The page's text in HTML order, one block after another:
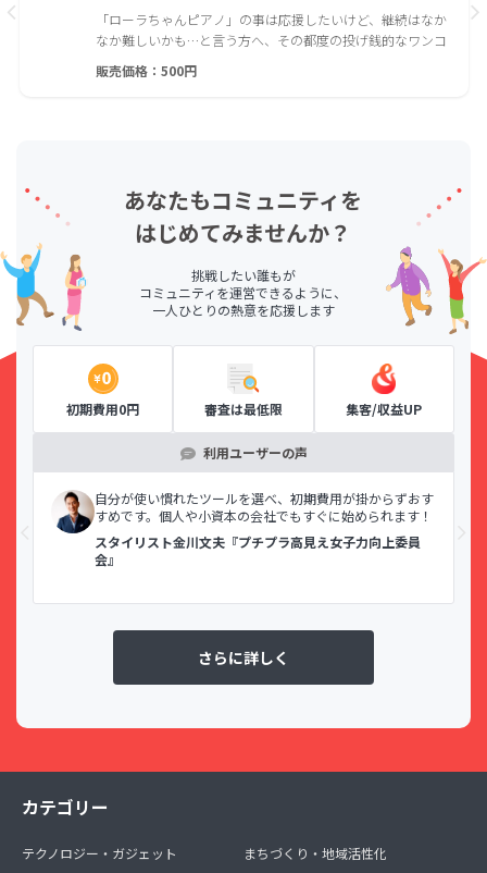
「ローラちゃんピアノ」の事は応援したいけど、継続はなか
なか難しいかも…と言う方へ、その都度の投げ銭的なワンコ
購入後、メッセージは画面上にて表示されます。
販売価格：500円
あなたもコミュニティを
はじめてみませんか？
挑戦したい誰もが
コミュニティを運営できるように、
一人ひとりの熱意を応援します
初期費用0円 審査は最低限 集客/収益UP
利用ユーザーの声
自分が使い慣れたツールを選べ、初期費用が掛からずおす
すめです。個人や小資本の会社でもすぐに始められます！
スタイリスト金川文夫『プチプラ高見え女子力向上委員
会』
さらに詳しく
カテゴリー
テクノロジー・ガジェット
まちづくり・地域活性化